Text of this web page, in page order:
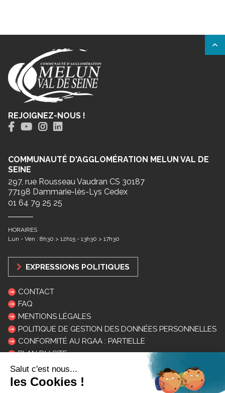
REJOIGNEZ-NOUS !
COMMUNAUTÉ D'AGGLOMÉRATION MELUN VAL DE
SEINE
297, rue Rousseau Vaudran CS 30187
77198 Dammarie-lès-Lys Cedex
01 64 79 25 25
HORAIRES
Lun - Ven : 8h30 > 12h15 - 13h30 > 17h30
EXPRESSIONS POLITIQUES
CONTACT
FAQ
MENTIONS LÉGALES
POLITIQUE DE GESTION DES DONNÉES PERSONNELLES
CONFORMITÉ AU RGAA : PARTIELLE
PLAN DU SITE
LOGOS ET CHARTE